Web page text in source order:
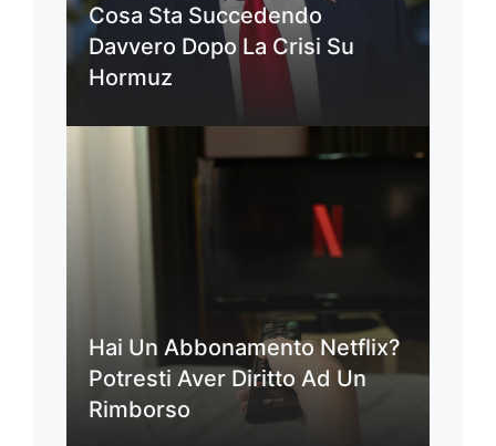
Cosa Sta Succedendo
Davvero Dopo La Crisi Su
Hormuz
Hai Un Abbonamento Netflix?
Potresti Aver Diritto Ad Un
Rimborso